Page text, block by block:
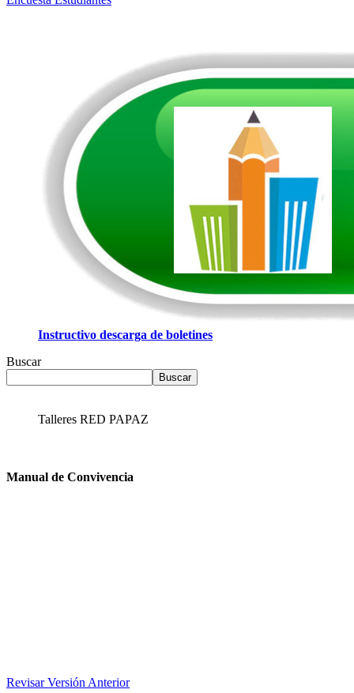
Instructivo descarga de boletines
Buscar
Buscar
Talleres RED PAPAZ
Manual de Convivencia
Revisar Versión Anterior